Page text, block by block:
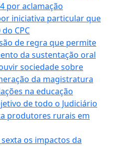
por aclamação
iniciativa particular que
CPC
de regra que permite
da sustentação oral
sociedade sobre
da magistratura
na educação
de todo o Judiciário
produtores rurais em
os impactos da